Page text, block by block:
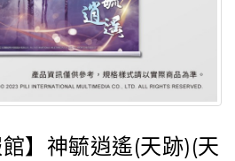
館】神毓逍遙(天跡)(天